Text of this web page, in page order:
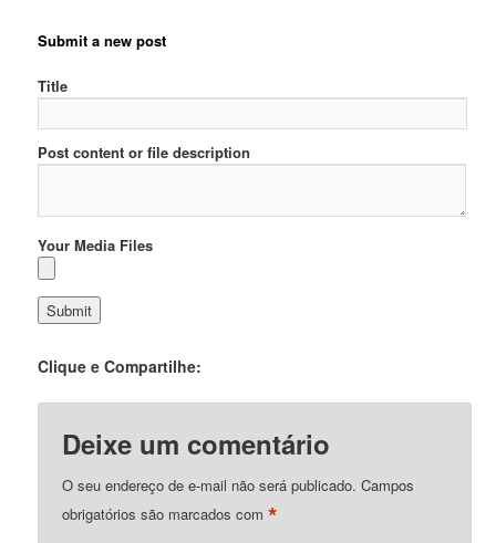
Submit a new post
Title
Post content or file description
Your Media Files
Clique e Compartilhe:
Deixe um comentário
O seu endereço de e-mail não será publicado. Campos
obrigatórios são marcados com*